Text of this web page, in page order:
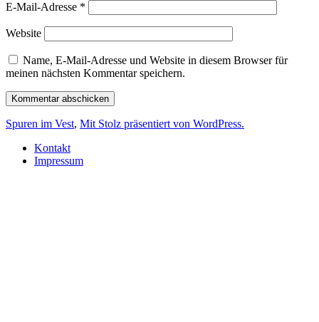
E-Mail-Adresse *
Website
Name, E-Mail-Adresse und Website in diesem Browser für
meinen nächsten Kommentar speichern.
Spuren im Vest, Mit Stolz präsentiert von WordPress.
Kontakt
Impressum